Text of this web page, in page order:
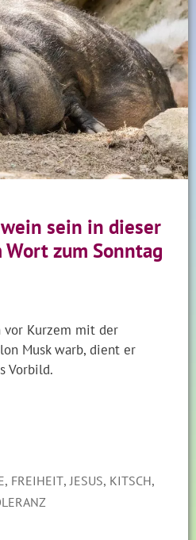
sein in dieser
zum Sonntag
vor Kurzem mit der
Musk warb, dient er
Vorbild.
, FREIHEIT,JESUS, KITSCH,